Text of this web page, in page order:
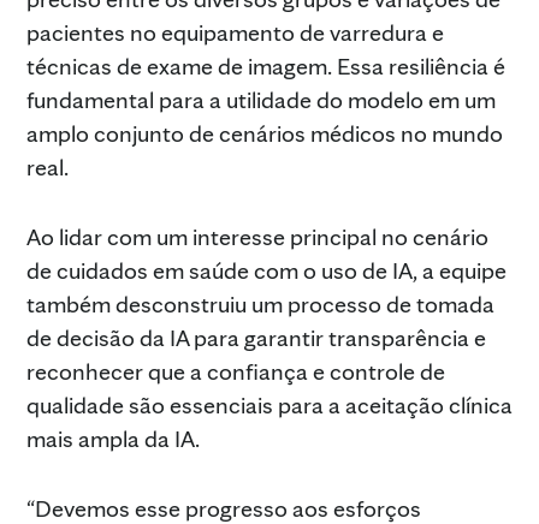
pacientes no equipamento de varredura e
técnicas de exame de imagem. Essa resiliência é
fundamental para a utilidade do modelo em um
amplo conjunto de cenários médicos no mundo
real.
Ao lidar com um interesse principal no cenário
de cuidados em saúde com o uso de IA, a equipe
também desconstruiu um processo de tomada
de decisão da IA para garantir transparência e
reconhecer que a confiança e controle de
qualidade são essenciais para a aceitação clínica
mais ampla da IA.
“Devemos esse progresso aos esforços